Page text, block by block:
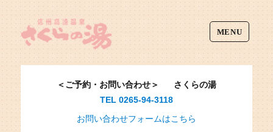
MENU
＜ご予約・お問い合わせ＞
さくらの湯
TEL 0265-94-3118
お問い合わせフォームはこちら